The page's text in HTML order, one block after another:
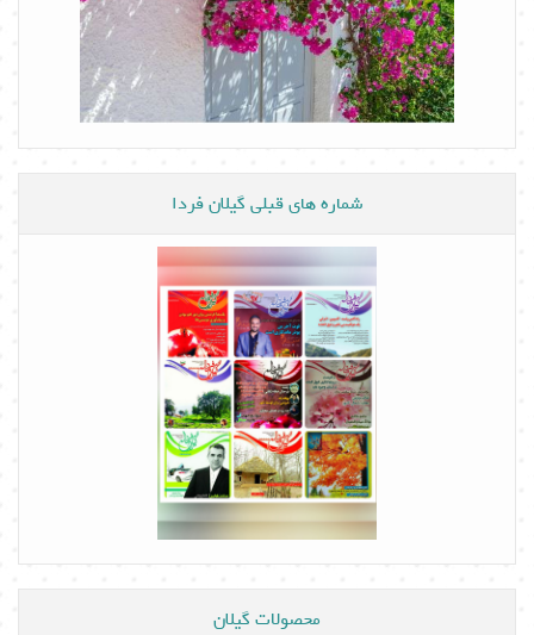
شماره های قبلی گیلان فردا
محصولات گیلان